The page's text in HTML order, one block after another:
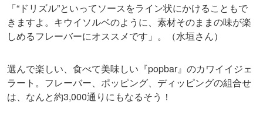
「“ドリズル”といってソースをライン状にかけることもで
きますよ。キウイソルベのように、素材そのままの味が楽
しめるフレーバーにオススメです」。（水垣さん）
選んで楽しい、食べて美味しい『popbar』のカワイイジェ
ラート。フレーバー、ポッピング、ディッピングの組合せ
は、なんと約3,000通りにもなるそう！